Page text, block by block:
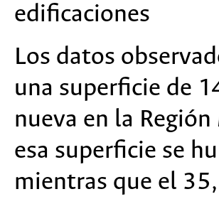
edificaciones
Los datos
una superficie de
nueva en la
esa superficie se
mientras que el